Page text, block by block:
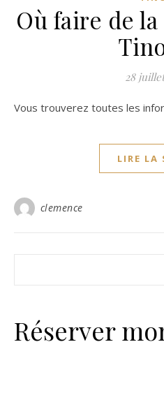
Où faire de
28
Vous trouverez toutes les
LIRE LA
clemence
Réserver